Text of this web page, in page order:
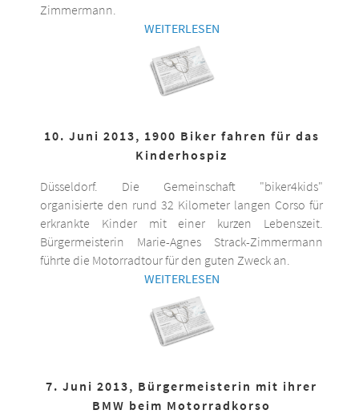
Zimmermann.
WEITERLESEN
10. Juni 2013, 1900 Biker fahren für das
Kinderhospiz
Düsseldorf. Die Gemeinschaft "biker4kids"
organisierte den rund 32 Kilometer langen Corso für
erkrankte Kinder mit einer kurzen Lebenszeit.
Bürgermeisterin Marie-Agnes Strack-Zimmermann
führte die Motorradtour für den guten Zweck an.
WEITERLESEN
7. Juni 2013, Bürgermeisterin mit ihrer
BMW beim Motorradkorso